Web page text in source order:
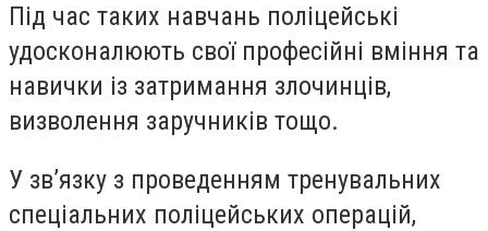
Під час таких навчань поліцейські
удосконалюють свої професійні вміння та
навички із затримання злочинців,
визволення заручників тощо.
У зв’язку з проведенням тренувальних
спеціальних поліцейських операцій,